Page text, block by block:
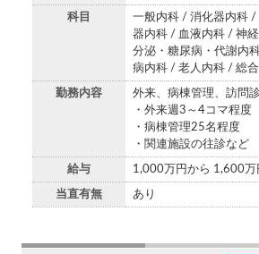
科目
一般内科 / 消化器内科 /
器内科 / 血液内科 / 神
分泌・糖尿病・代謝内
病内科 / 老人内科 / 総
勤務内容
外来、病棟管理、訪問
・外来週3～4コマ程度
・病棟管理25名程度
・関連施設の往診など
給与 1,000万円から 1,600万
当直有無 あり